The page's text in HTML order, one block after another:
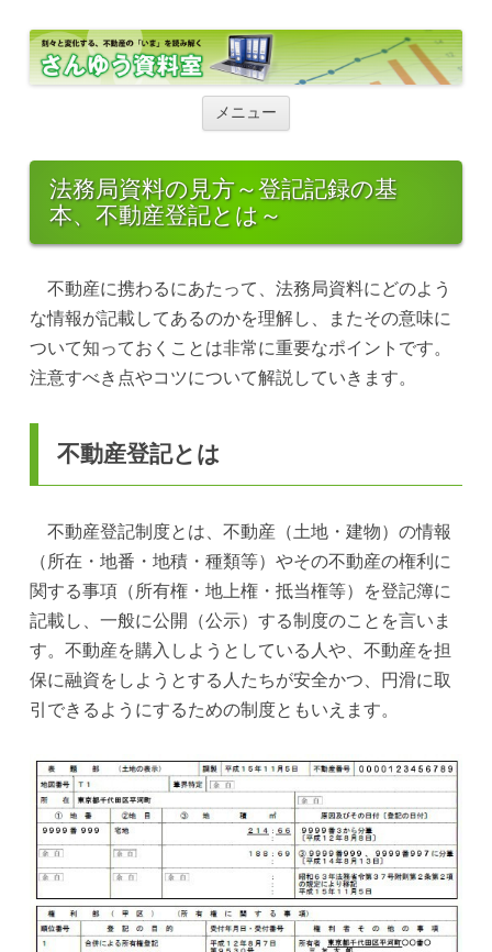
メニュー
ツ
へ
ス
法務局資料の見方～登記記録の基
本、不動産登記とは～
不動産に携わるにあたって、法務局資料にどのよう
な情報が記載してあるのかを理解し、またその意味に
ついて知っておくことは非常に重要なポイントです。
注意すべき点やコツについて解説していきます。
不動産登記とは
不動産登記制度とは、不動産（土地・建物）の情報
（所在・地番・地積・種類等）やその不動産の権利に
関する事項（所有権・地上権・抵当権等）を登記簿に
記載し、一般に公開（公示）する制度のことを言いま
す。不動産を購入しようとしている人や、不動産を担
保に融資をしようとする人たちが安全かつ、円滑に取
引できるようにするための制度ともいえます。